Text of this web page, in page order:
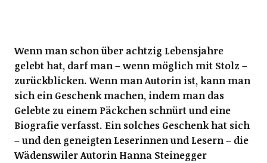
Wenn man schon über achtzig Lebensjahre
gelebt hat, darf man – wenn möglich mit Stolz –
zurückblicken. Wenn man Autorin ist, kann man
sich ein Geschenk machen, indem man das
Gelebte zu einem Päckchen schnürt und eine
Biografie verfasst. Ein solches Geschenk hat sich
– und den geneigten Leserinnen und Lesern – die
Wädenswiler Autorin Hanna Steinegger